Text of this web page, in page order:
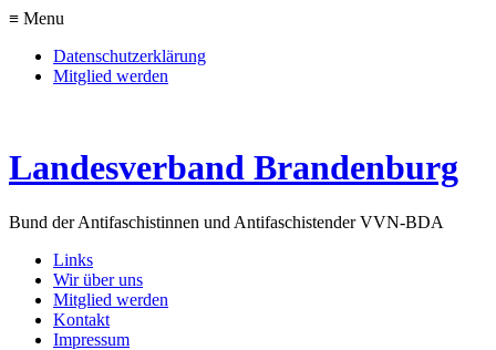
≡ Menu
Datenschutzerklärung
Mitglied werden
Landesverband Brandenburg
Bund der Antifaschistinnen und Antifaschistender VVN-BDA
Links
Wir über uns
Mitglied werden
Kontakt
Impressum